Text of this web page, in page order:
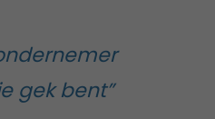
gek bent”